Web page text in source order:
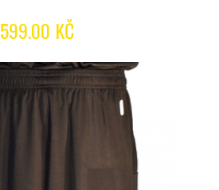
599.00 KČ